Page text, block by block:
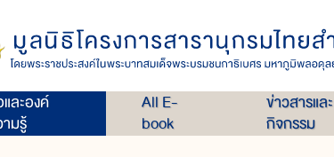
ละองค์
มรู้
All E-
book
ข่าวสารและ
กิจกรรม